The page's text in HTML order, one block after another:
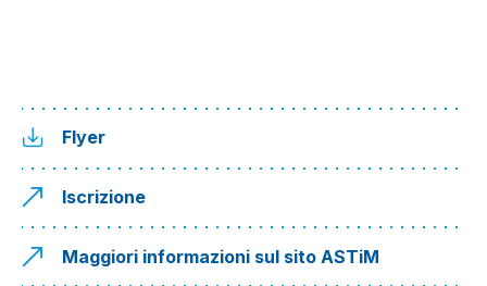
Flyer
Iscrizione
Maggiori informazioni sul sito ASTiM